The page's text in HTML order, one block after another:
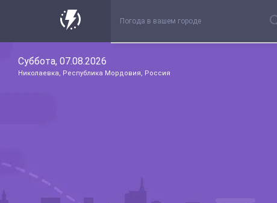
Суббота, 07.08.2026
Николаевка, Республика Мордовия, Россия